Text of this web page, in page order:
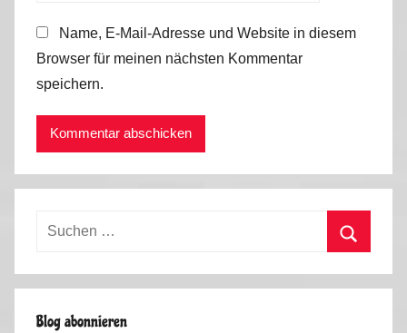
Name, E-Mail-Adresse und Website in diesem
Browser für meinen nächsten Kommentar
speichern.
Suchen
Blog abonnieren